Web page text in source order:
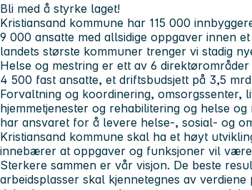
Bli med å styrke laget!
Kristiansand kommune har 115 000
9 000 ansatte med allsidige oppgaver innen
landets største kommuner trenger vi stadig
Helse og mestring er ett av 6
4 500 fast ansatte, et driftsbudsjett på 3,5
Forvaltning og koordinering, omsorgssenter,
hjemmetjenester og rehabilitering og helse
har ansvaret for å levere helse-, sosial- og
Kristiansand kommune skal ha et høyt
innebærer at oppgaver og funksjoner vil være
Sterkere sammen er vår visjon. De beste
arbeidsplasser skal kjennetegnes av verdiene